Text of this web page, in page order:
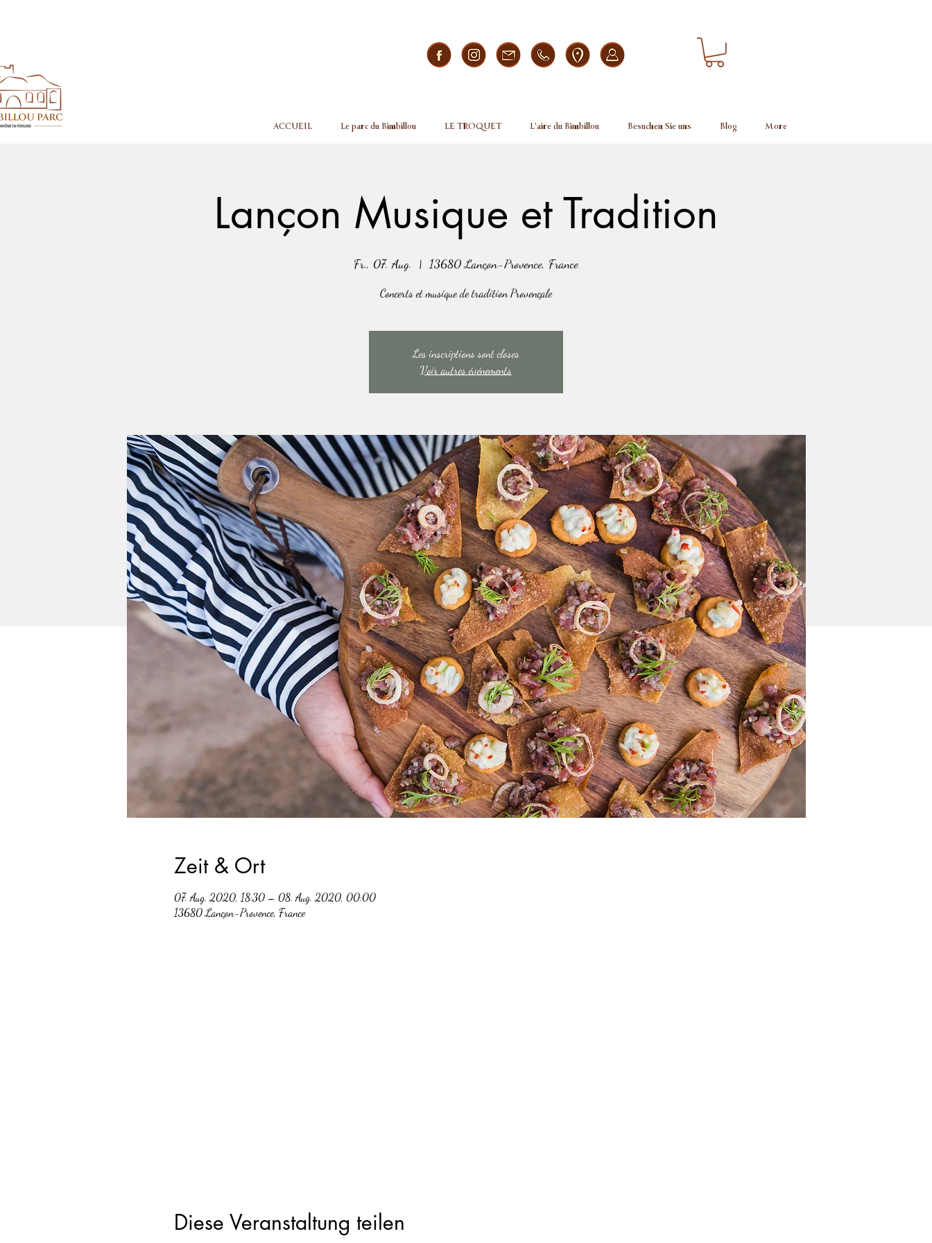
ACCUEIL Le parc du Bimbillou LE TROQUET L'aire du Bimbillou Besuchen Sie uns Blog More
Lançon Musique et Tradition
Fr., 07. Aug.
  |
13680 Lançon-Provence, France
Les inscriptions sont closes
Voir autres événements
Zeit & Ort
07. Aug. 2020, 18:30 – 08. Aug. 2020, 00:00
13680 Lançon-Provence, France
Diese Veranstaltung teilen